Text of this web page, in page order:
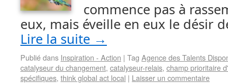
commence pas à
eux, mais éveille en eux le désir
Lire la suite →
Publié dans Inspiration - Action | Tag Agence des Talents
catalyseur du changement, catalyseur-relais, champ prioritaire
spécifiques, think global act local | Laisser un commentaire